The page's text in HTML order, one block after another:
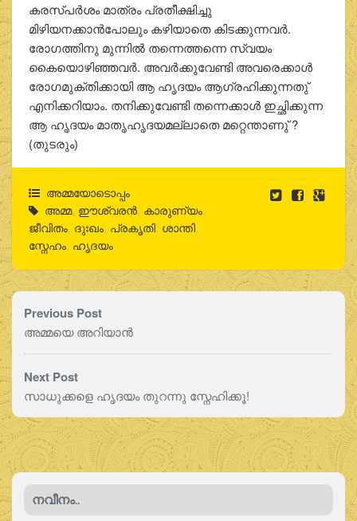
കരസ്പര്‍ശം മാത്രം പ്രതീക്ഷിച്ചു
മിഴിയനക്കാന്‍പോലും കഴിയാതെ കിടക്കുന്നവര്‍.
രോഗത്തിനു മുന്നില്‍ തന്നെത്തന്നെ സ്വയം
കൈയൊഴിഞ്ഞവര്‍. അവര്‍ക്കുവേണ്ടി അവരെക്കാള്‍
രോഗമുക്തിക്കായി ആ ഹൃദയം ആഗ്രഹിക്കുന്നതു്
എനിക്കറിയാം. തനിക്കുവേണ്ടി തന്നെക്കാള്‍ ഇച്ഛിക്കുന്ന
ആ ഹൃദയം മാതൃഹൃദയമല്ലാതെ മറ്റെന്താണു് ?
(തുടരും)
അമ്മയോടൊപ്പം
അമ്മ, ഈശ്വരന്‍, കാരുണ്യം,
ജീവിതം, ദുഃഖം, പ്രകൃതി, ശാന്തി,
സ്നേഹം, ഹൃദയം
Previous Post
അമ്മയെ അറിയാൻ
Next Post
സാധുക്കളെ ഹൃദയം തുറന്നു സ്നേഹിക്കൂ!
നവീനം..